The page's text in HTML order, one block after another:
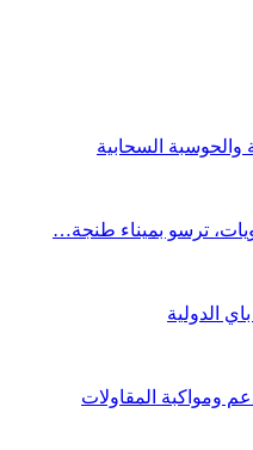
والحوسبة السحابية
الدولية